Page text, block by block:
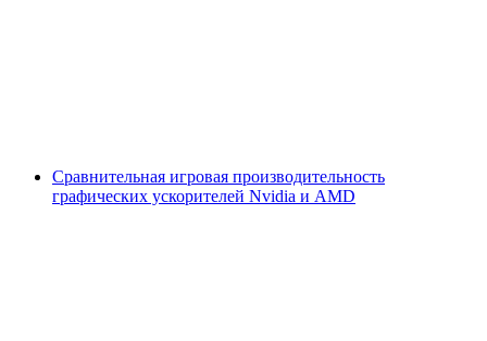
Сравнительная игровая производительность
графических ускорителей Nvidia и AMD